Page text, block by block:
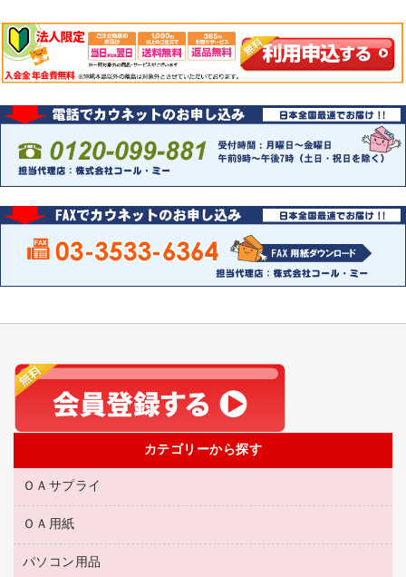
カテゴリーから探す
ＯＡサプライ
互換インクカートリッジ
リサイクルトナー（リターン方式）
ＯＡ用紙
名刺用紙
パソコン用品